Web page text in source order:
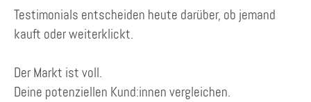
Testimonials entscheiden heute darüber, ob jemand
kauft oder weiterklickt.
Der Markt ist voll.
Deine potenziellen Kund:innen vergleichen.